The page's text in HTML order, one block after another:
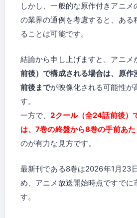
しかし、一般的な原作付きアニ
の業界の通例を考慮すると、ある
ることは可能です。
結論から申し上げますと、アニメ
前後）で構成される場合は、原
前後までが映像化される可能性が
す。
一方で、2クール（全24話前後）
は、7巻の終盤から8巻の手前あ
のが有力な見方です。
最新刊である8巻は2026年1月23
め、アニメ放送開始時点ですでに
す。